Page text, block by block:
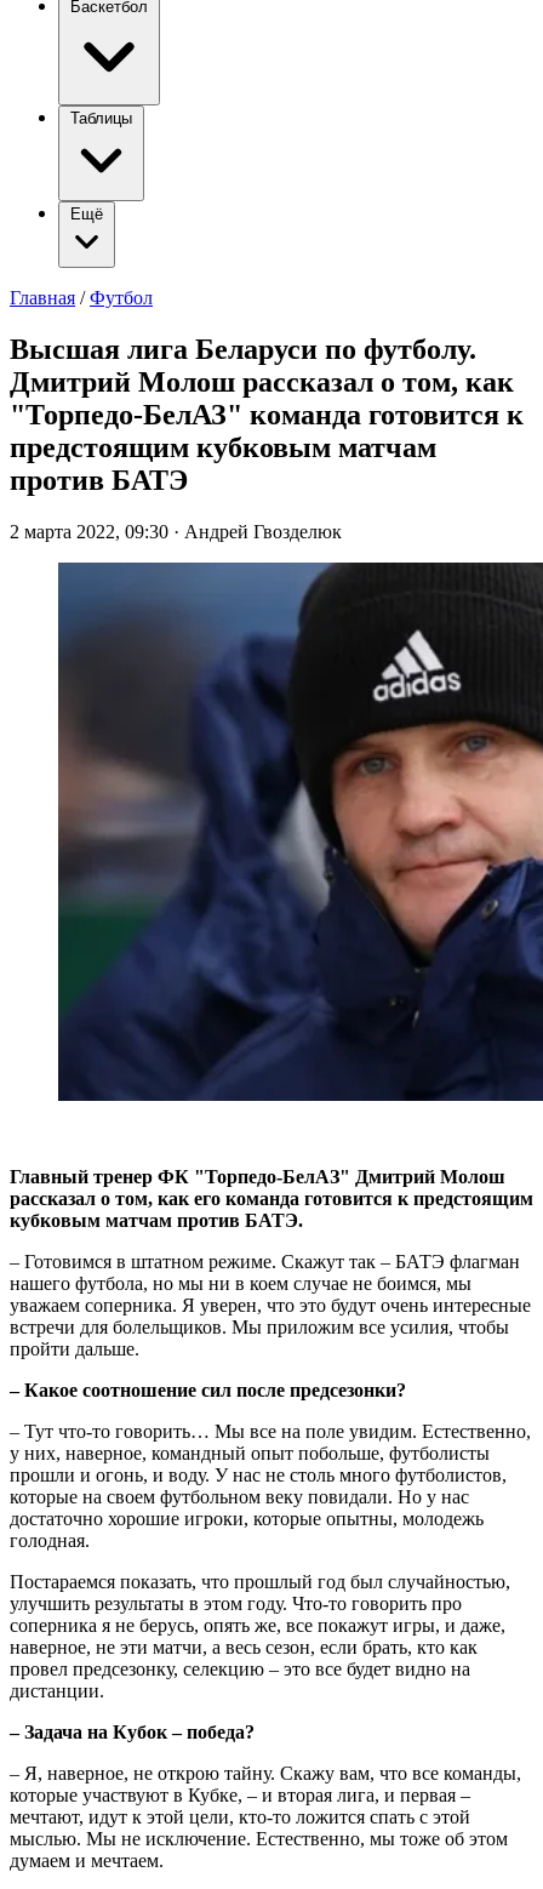
Баскетбол
Таблицы
Ещё
Главная / Футбол
Высшая лига Беларуси по футболу.
Дмитрий Молош рассказал о том, как
"Торпедо-БелАЗ" команда готовится к
предстоящим кубковым матчам
против БАТЭ
2 марта 2022, 09:30 · Андрей Гвозделюк
Главный тренер ФК "Торпедо-БелАЗ" Дмитрий Молош
рассказал о том, как его команда готовится к предстоящим
кубковым матчам против БАТЭ.
– Готовимся в штатном режиме. Скажут так – БАТЭ флагман
нашего футбола, но мы ни в коем случае не боимся, мы
уважаем соперника. Я уверен, что это будут очень интересные
встречи для болельщиков. Мы приложим все усилия, чтобы
пройти дальше.
– Какое соотношение сил после предсезонки?
– Тут что-то говорить… Мы все на поле увидим. Естественно,
у них, наверное, командный опыт побольше, футболисты
прошли и огонь, и воду. У нас не столь много футболистов,
которые на своем футбольном веку повидали. Но у нас
достаточно хорошие игроки, которые опытны, молодежь
голодная.
Постараемся показать, что прошлый год был случайностью,
улучшить результаты в этом году. Что-то говорить про
соперника я не берусь, опять же, все покажут игры, и даже,
наверное, не эти матчи, а весь сезон, если брать, кто как
провел предсезонку, селекцию – это все будет видно на
дистанции.
– Задача на Кубок – победа?
– Я, наверное, не открою тайну. Скажу вам, что все команды,
которые участвуют в Кубке, – и вторая лига, и первая –
мечтают, идут к этой цели, кто-то ложится спать с этой
мыслью. Мы не исключение. Естественно, мы тоже об этом
думаем и мечтаем.